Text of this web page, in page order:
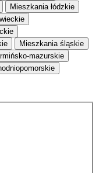
Mieszkania łódzkie
Mieszkania śląskie
mazurskie